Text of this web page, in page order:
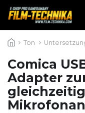
Inhalt Ton
Comica
Adapter